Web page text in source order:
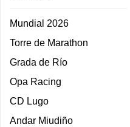
Mundial 2026
Torre de Marathon
Grada de Río
Opa Racing
CD Lugo
Andar Miudiño